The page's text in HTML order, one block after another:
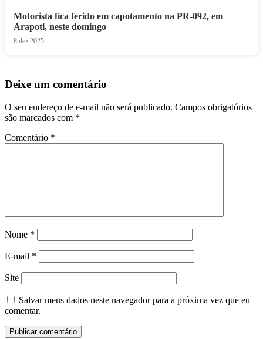
Motorista fica ferido em capotamento na PR-092, em
Arapoti, neste domingo
8 dez 2025
Deixe um comentário
O seu endereço de e-mail não será publicado. Campos obrigatórios
são marcados com *
Comentário *
Nome *
E-mail *
Site
Salvar meus dados neste navegador para a próxima vez que eu
comentar.